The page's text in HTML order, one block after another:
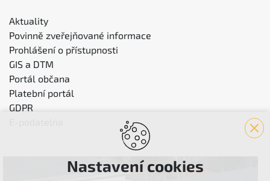
Aktuality
Povinně zveřejňované informace
Prohlášení o přístupnosti
GIS a DTM
Portál občana
Platební portál
GDPR
Nastavení cookies